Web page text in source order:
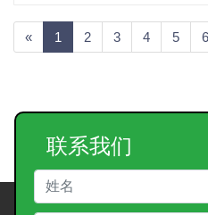
« 1 2 3 4 5 6
联系我们